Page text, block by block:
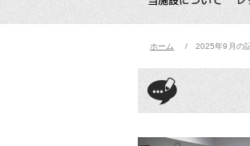
ホーム 2025年9月の